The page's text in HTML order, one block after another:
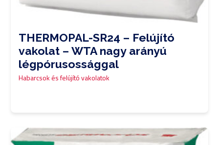
THERMOPAL-SR24 – Felújító
vakolat – WTA nagy arányú
légpórusossággal
Habarcsok és felújító vakolatok